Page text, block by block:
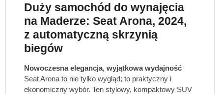
Duży samochód do wynajęcia
na Maderze: Seat Arona, 2024,
z automatyczną skrzynią
biegów
Nowoczesna elegancja, wyjątkowa wydajność
Seat Arona to nie tylko wygląd; to praktyczny i
ekonomiczny wybór. Ten stylowy, kompaktowy SUV